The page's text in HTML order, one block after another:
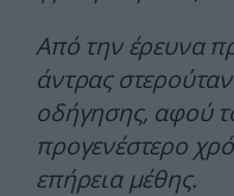
Από την έρευνα
άντρας
οδήγησης, αφού
προγενέστερο
επήρεια μέθης.